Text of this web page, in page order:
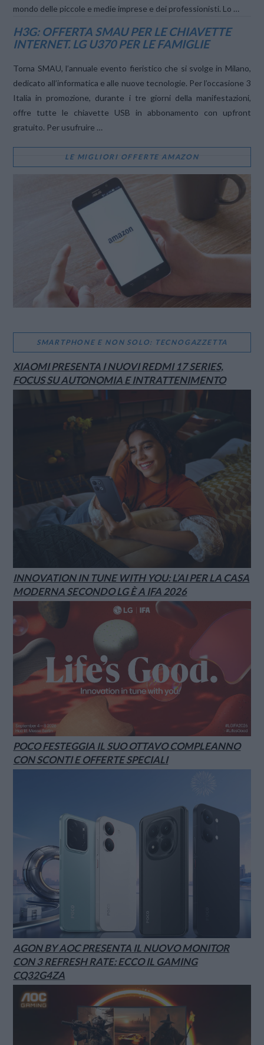
mondo delle piccole e medie imprese e dei professionisti. Lo …
H3G: OFFERTA SMAU PER LE CHIAVETTE
INTERNET. LG U370 PER LE FAMIGLIE
Torna SMAU, l’annuale evento fieristico che si svolge in Milano,
dedicato all’informatica e alle nuove tecnologie. Per l’occasione 3
Italia in promozione, durante i tre giorni della manifestazioni,
offre tutte le chiavette USB in abbonamento con upfront
gratuito. Per usufruire …
LE MIGLIORI OFFERTE AMAZON
SMARTPHONE E NON SOLO: TECNOGAZZETTA
XIAOMI PRESENTA I NUOVI REDMI 17 SERIES,
FOCUS SU AUTONOMIA E INTRATTENIMENTO
INNOVATION IN TUNE WITH YOU: L’AI PER LA CASA
MODERNA SECONDO LG È A IFA 2026
POCO FESTEGGIA IL SUO OTTAVO COMPLEANNO
CON SCONTI E OFFERTE SPECIALI
AGON BY AOC PRESENTA IL NUOVO MONITOR
CON 3 REFRESH RATE: ECCO IL GAMING
CQ32G4ZA